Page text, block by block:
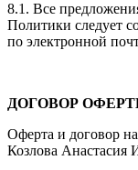
8.1. Все
Политики следует
по электронной
ДОГОВОР
Оферта и договор
Козлова Анастасия